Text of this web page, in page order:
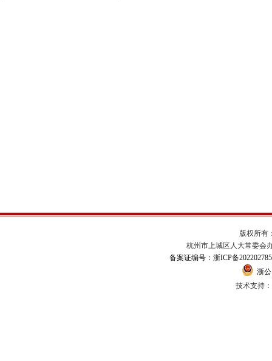
版权所有
杭州市上城区人大常委会
备案证编号：浙ICP备
浙公
技术支持